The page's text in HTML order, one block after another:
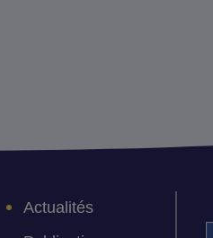
Actualités